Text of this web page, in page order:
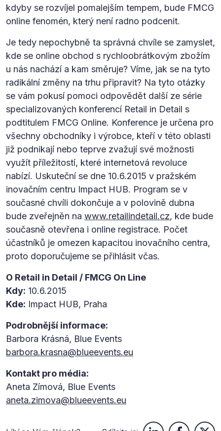
kdyby se rozvíjel pomalejším tempem, bude FMCG
online fenomén, který není radno podcenit.
Je tedy nepochybně ta správná chvíle se zamyslet,
kde se online obchod s rychloobrátkovým zbožím
u nás nachází a kam směruje? Víme, jak se na tyto
radikální změny na trhu připravit? Na tyto otázky
se vám pokusí pomoci odpovědět další ze série
specializovaných konferencí Retail in Detail s
podtitulem FMCG Online. Konference je určena pro
všechny obchodníky i výrobce, kteří v této oblasti
již podnikají nebo teprve zvažují své možnosti
využít příležitostí, které internetová revoluce
nabízí. Uskuteční se dne 10.6.2015 v pražském
inovačním centru Impact HUB. Program se v
současné chvíli dokončuje a v polovině dubna
bude zveřejněn na www.retailindetail.cz, kde bude
současně otevřena i online registrace. Počet
účastníků je omezen kapacitou inovačního centra,
proto doporučujeme se přihlásit včas.
O Retail in Detail / FMCG On Line
Kdy: 10.6.2015
Kde: Impact HUB, Praha
Podrobnější informace:
Barbora Krásná, Blue Events
barbora.krasna@blueevents.eu
Kontakt pro média:
Aneta Zímová, Blue Events
aneta.zimova@blueevents.eu